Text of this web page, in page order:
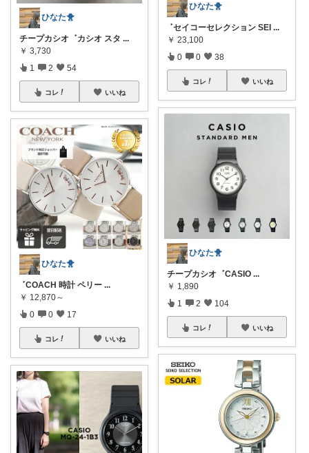
ひなた🐥
チープカシオ ‎ ‎ܰ ‎ カシオ スタ ...
￥ 3,730
1 2 54
コレ いいね
ひなた🐥
‎ ‎ܰ ‎ COACH 時計 ペリー ...
￥ 12,870～
0 0 17
コレ いいね
ひなた🐥
‎ ‎ܰ ‎ セイコーセレクション SEI ...
￥ 23,100
0 0 38
コレ いいね
ひなた🐥
チープカシオ ‎ ‎ܰ ‎ CASIO ...
￥ 1,890
1 2 104
コレ いいね